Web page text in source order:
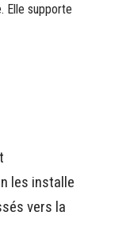
Elle supporte
les installe
vers la